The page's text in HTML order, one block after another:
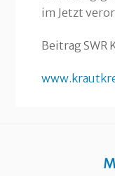
im Jetzt
Beitrag SWR